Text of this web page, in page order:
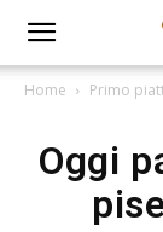
Home Primo
Oggi